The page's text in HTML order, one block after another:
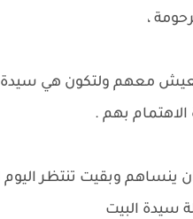
،
معهم ولتكون هي سيدة
بهم .
ينساهم وبقيت تنتظر
سيدة البيت